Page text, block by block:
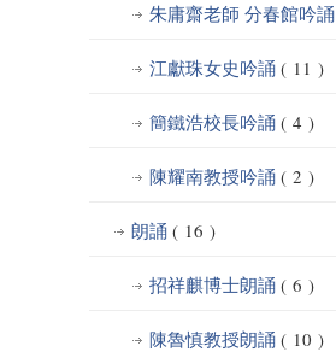
朱庸齋老師 分春館吟誦
江獻珠女史吟誦 ( 11 )
簡鐵浩校長吟誦 ( 4 )
陳耀南教授吟誦 ( 2 )
朗誦 ( 16 )
招祥麒博士朗誦 ( 6 )
陳魯慎教授朗誦 ( 10 )